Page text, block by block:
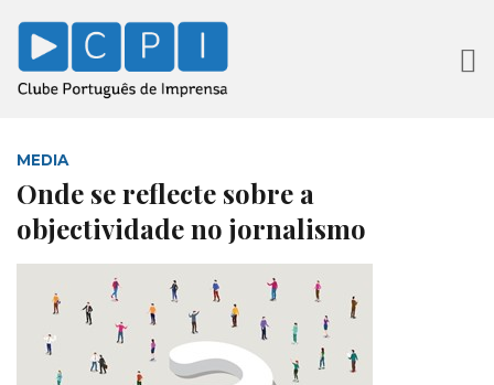
MEDIA
Onde se reflecte sobre a
objectividade no jornalismo